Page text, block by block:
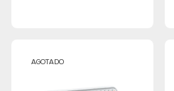
AGOTADO